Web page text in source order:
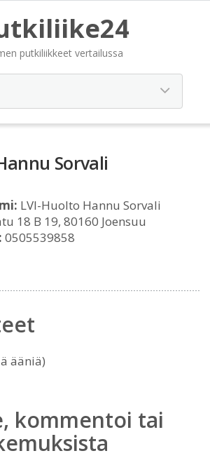
putkiliikkeet vertailussa
Sorvali
LVI-Huolto Hannu Sorvali
18 B 19, 80160 Joensuu
0505539858
ääniä)
kommentoi tai